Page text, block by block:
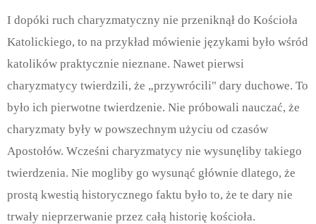
I dopóki ruch charyzmatyczny nie przeniknął do Kościoła
Katolickiego, to na przykład mówienie językami było wśród
katolików praktycznie nieznane. Nawet pierwsi
charyzmatycy twierdzili, że „przywrócili" dary duchowe. To
było ich pierwotne twierdzenie. Nie próbowali nauczać, że
charyzmaty były w powszechnym użyciu od czasów
Apostołów. Wcześni charyzmatycy nie wysunęliby takiego
twierdzenia. Nie mogliby go wysunąć głównie dlatego, że
prostą kwestią historycznego faktu było to, że te dary nie
trwały nieprzerwanie przez całą historię kościoła.